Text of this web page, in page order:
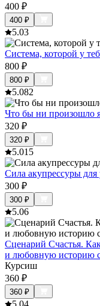
400 ₽
400 ₽
5.03
Система, которой у
800 ₽
800 ₽
5.082
Что бы ни произошло
320 ₽
320 ₽
5.015
Сила акупрессуры для
300 ₽
300 ₽
5.06
Сценарий Счастья.
и любовную историю
Курсиш
360 ₽
360 ₽
5.04